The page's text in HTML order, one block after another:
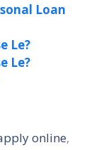
Loan
Le?
Le?
online,